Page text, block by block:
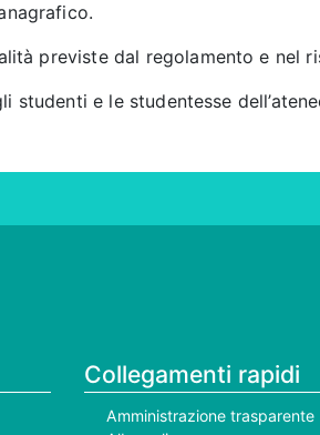
previste dal regolamento e nel
studenti e le studentesse
Collegamenti rapidi
Amministrazione trasparente